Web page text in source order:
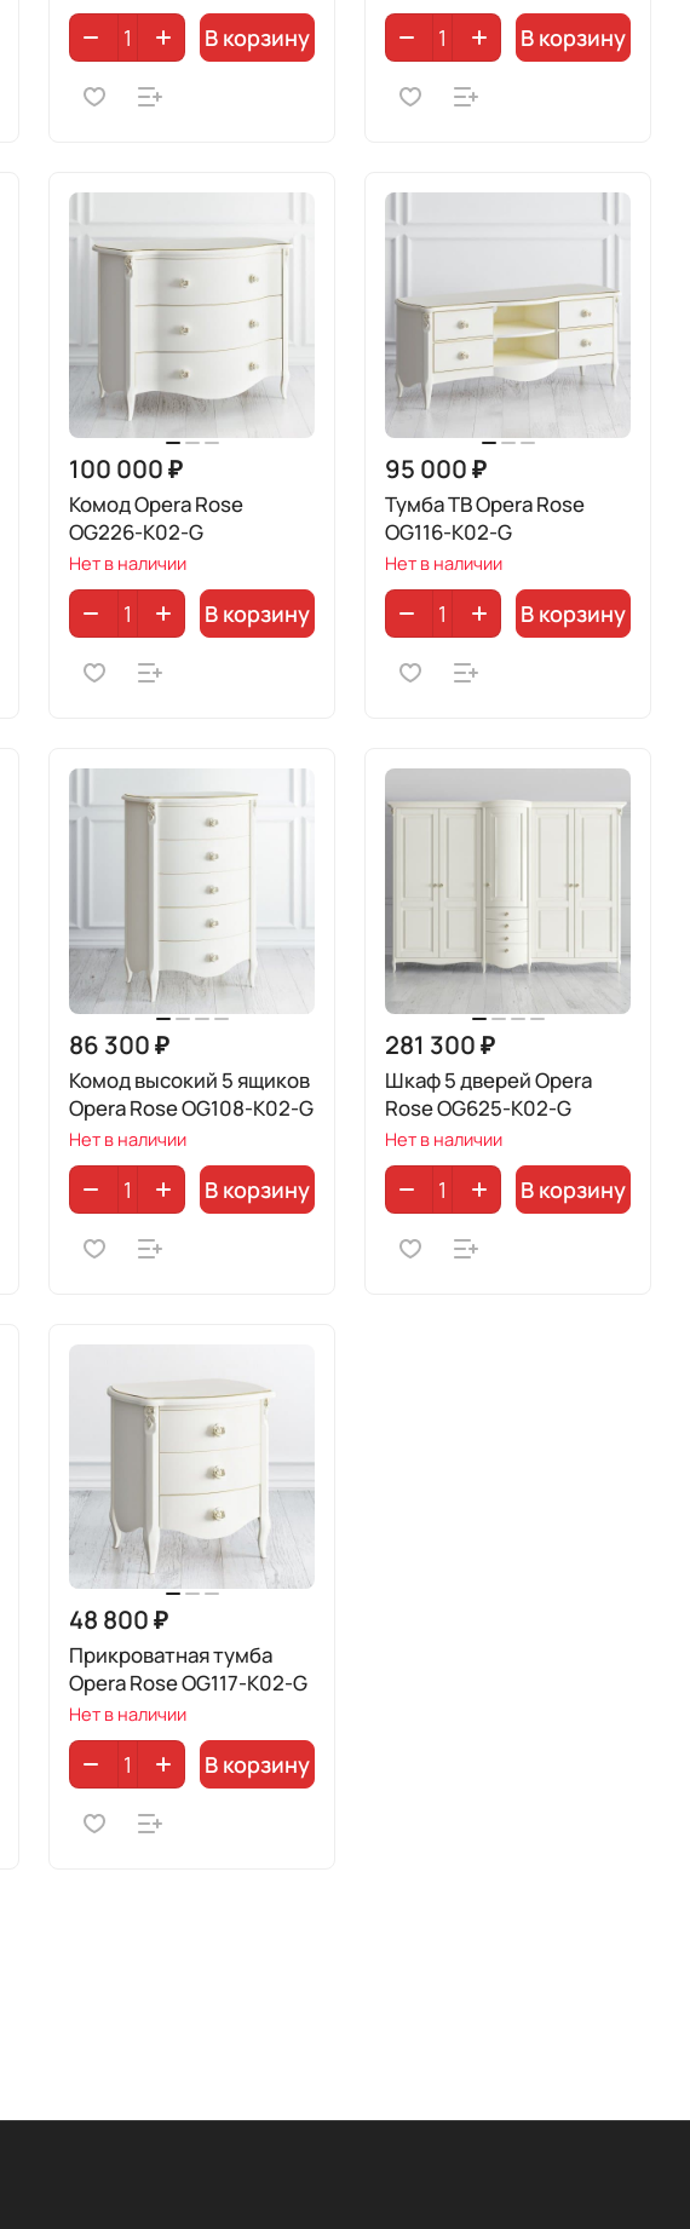
В корзину В корзину
100 000 ₽
Комод Opera Rose
OG226-K02-G
Нет в наличии
В корзину
95 000 ₽
Тумба ТВ Opera Rose
OG116-K02-G
Нет в наличии
В корзину
86 300 ₽
Комод высокий 5 ящиков
Opera Rose OG108-K02-G
Нет в наличии
В корзину
281 300 ₽
Шкаф 5 дверей Opera
Rose OG625-K02-G
Нет в наличии
В корзину
48 800 ₽
Прикроватная тумба
Opera Rose OG117-K02-G
Нет в наличии
В корзину